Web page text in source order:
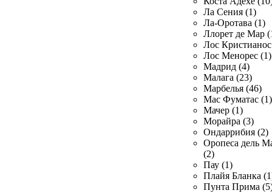
Ла Сения (1)
Ла-Оротава (1)
Ллорет де Мар
Лос
Лос Менорес (1)
Мадрид (4)
Малага (23)
Марбелья (46)
Мас Фуматас (1)
Мачер (1)
Морайра (3)
Ондаррибия (2)
Оропеса дель
(2)
Пау (1)
Плайя Бланка
Пунта Прима